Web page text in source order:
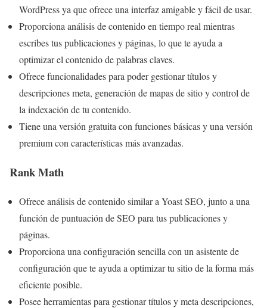
WordPress ya que ofrece una interfaz amigable y fácil de usar.
Proporciona análisis de contenido en tiempo real mientras
escribes tus publicaciones y páginas, lo que te ayuda a
optimizar el contenido de palabras claves.
Ofrece funcionalidades para poder gestionar títulos y
descripciones meta, generación de mapas de sitio y control de
la indexación de tu contenido.
Tiene una versión gratuita con funciones básicas y una versión
premium con características más avanzadas.
Rank Math
Ofrece análisis de contenido similar a Yoast SEO, junto a una
función de puntuación de SEO para tus publicaciones y
páginas.
Proporciona una configuración sencilla con un asistente de
configuración que te ayuda a optimizar tu sitio de la forma más
eficiente posible.
Posee herramientas para gestionar títulos y meta descripciones,